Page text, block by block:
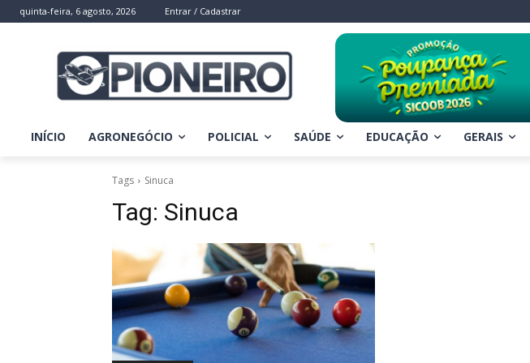
quinta-feira, 6 agosto, 2026 Entrar / Cadastrar
INÍCIO AGRONEGÓCIO POLICIAL SAÚDE EDUCAÇÃO GERAIS
Tags Sinuca
Tag: Sinuca